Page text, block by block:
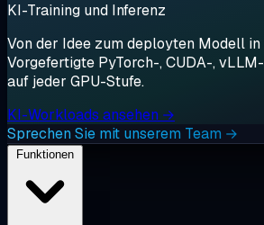
KI-Training und Inferenz
Von der Idee zum deployten Modell
Vorgefertigte PyTorch-, CUDA-,
auf jeder GPU-Stufe.
KI-Workloads ansehen →
Sprechen Sie mit unserem Team →